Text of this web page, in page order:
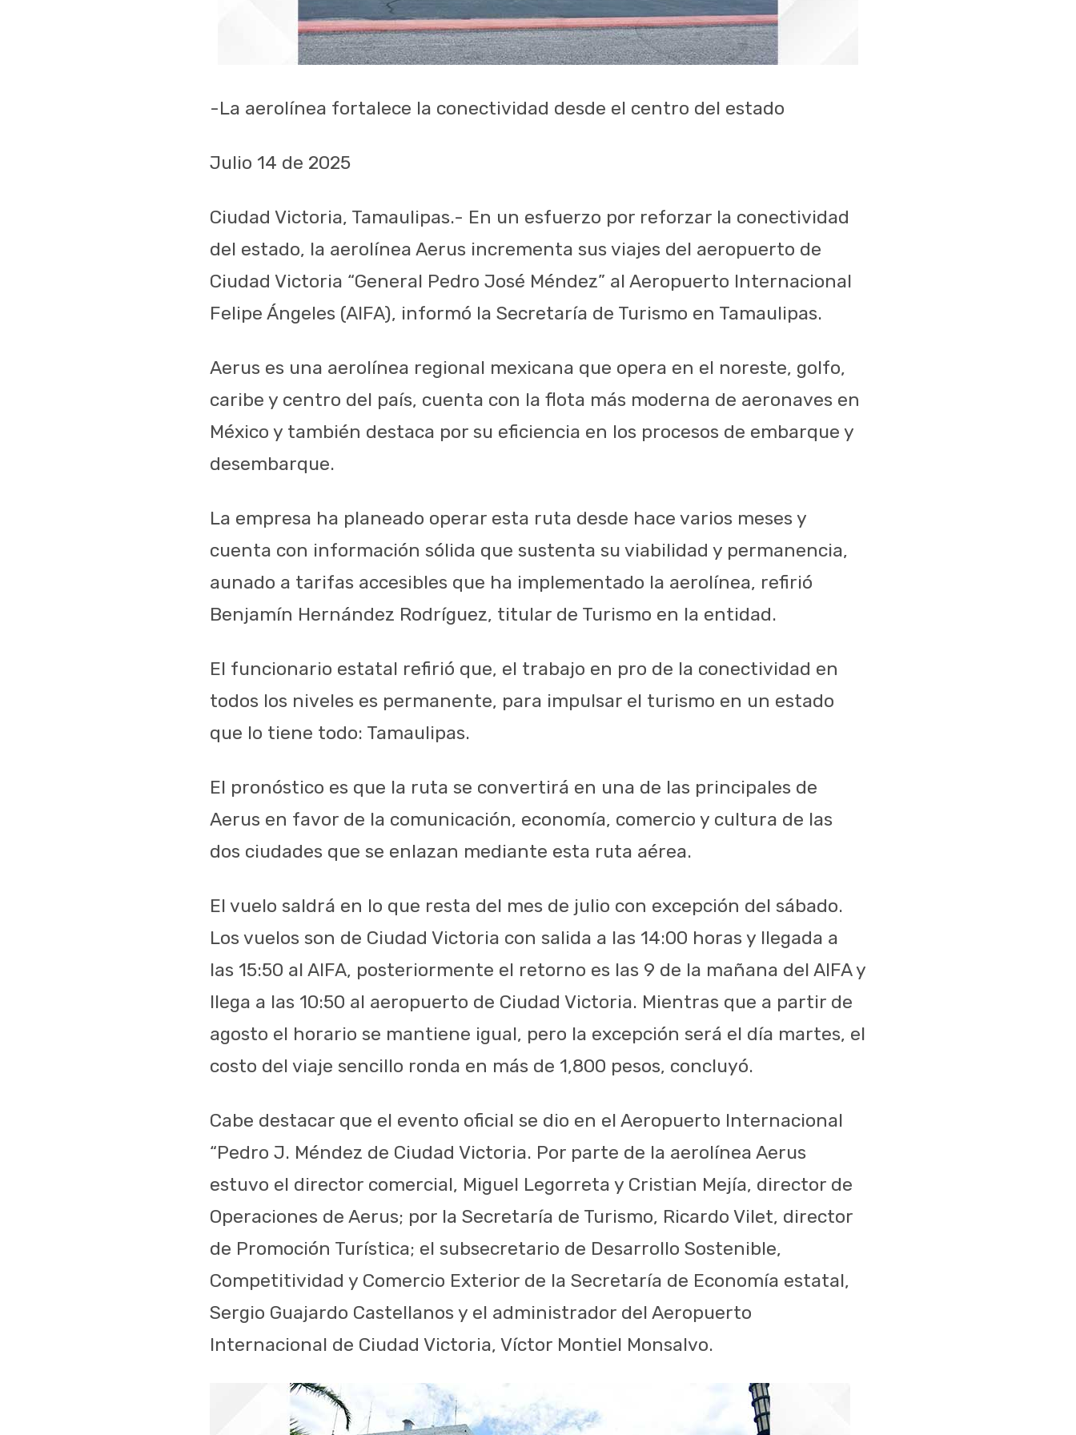
-La aerolínea fortalece la conectividad desde el centro del estado
Julio 14 de 2025
Ciudad Victoria, Tamaulipas.- En un esfuerzo por reforzar la conectividad
del estado, la aerolínea Aerus incrementa sus viajes del aeropuerto de
Ciudad Victoria “General Pedro José Méndez” al Aeropuerto Internacional
Felipe Ángeles (AIFA), informó la Secretaría de Turismo en Tamaulipas.
Aerus es una aerolínea regional mexicana que opera en el noreste, golfo,
caribe y centro del país, cuenta con la flota más moderna de aeronaves en
México y también destaca por su eficiencia en los procesos de embarque y
desembarque.
La empresa ha planeado operar esta ruta desde hace varios meses y
cuenta con información sólida que sustenta su viabilidad y permanencia,
aunado a tarifas accesibles que ha implementado la aerolínea, refirió
Benjamín Hernández Rodríguez, titular de Turismo en la entidad.
El funcionario estatal refirió que, el trabajo en pro de la conectividad en
todos los niveles es permanente, para impulsar el turismo en un estado
que lo tiene todo: Tamaulipas.
El pronóstico es que la ruta se convertirá en una de las principales de
Aerus en favor de la comunicación, economía, comercio y cultura de las
dos ciudades que se enlazan mediante esta ruta aérea.
El vuelo saldrá en lo que resta del mes de julio con excepción del sábado.
Los vuelos son de Ciudad Victoria con salida a las 14:00 horas y llegada a
las 15:50 al AIFA, posteriormente el retorno es las 9 de la mañana del AIFA y
llega a las 10:50 al aeropuerto de Ciudad Victoria. Mientras que a partir de
agosto el horario se mantiene igual, pero la excepción será el día martes, el
costo del viaje sencillo ronda en más de 1,800 pesos, concluyó.
Cabe destacar que el evento oficial se dio en el Aeropuerto Internacional
“Pedro J. Méndez de Ciudad Victoria. Por parte de la aerolínea Aerus
estuvo el director comercial, Miguel Legorreta y Cristian Mejía, director de
Operaciones de Aerus; por la Secretaría de Turismo, Ricardo Vilet, director
de Promoción Turística; el subsecretario de Desarrollo Sostenible,
Competitividad y Comercio Exterior de la Secretaría de Economía estatal,
Sergio Guajardo Castellanos y el administrador del Aeropuerto
Internacional de Ciudad Victoria, Víctor Montiel Monsalvo.